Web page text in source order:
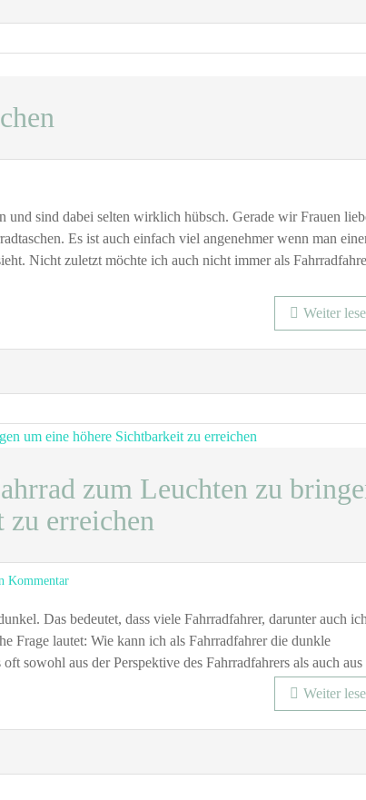
und sind dabei selten wirklich hübsch. Gerade wir Frauen
Es ist auch einfach viel angenehmer wenn man
Nicht zuletzt möchte ich auch nicht immer als
Weiter
zum Leuchten zu
zu erreichen
Kommentarzu
coole
Varianten
zu
Das bedeutet, dass viele Fahrradfahrer, darunter auch
Frage lautet: Wie kann ich als Fahrradfahrer die dunkle
sowohl aus der Perspektive des Fahrradfahrers als auch
Weiter